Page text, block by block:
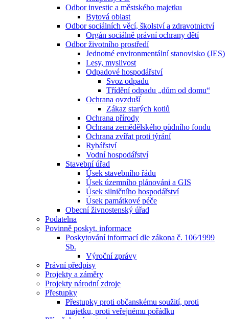
Odbor investic a městského majetku
Bytová oblast
Odbor sociálních věcí, školství a zdravotnictví
Orgán sociálně právní ochrany dětí
Odbor životního prostředí
Jednotné environmentální stanovisko (JES)
Lesy, myslivost
Odpadové hospodářství
Svoz odpadu
Třídění odpadu „dům od domu“
Ochrana ovzduší
Zákaz starých kotlů
Ochrana přírody
Ochrana zemědělského půdního fondu
Ochrana zvířat proti týrání
Rybářství
Vodní hospodářství
Stavební úřad
Úsek stavebního řádu
Úsek územního plánováni a GIS
Úsek silničního hospodářství
Úsek památkové péče
Obecní živnostenský úřad
Podatelna
Povinně poskyt. informace
Poskytování informací dle zákona č. 106⁄1999
Sb.
Výroční zprávy
Právní předpisy
Projekty a záměry
Projekty národní zdroje
Přestupky
Přestupky proti občanskému soužití, proti
majetku, proti veřejnému pořádku